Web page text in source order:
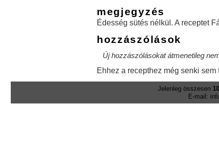
megjegyzés
Édesség sütés nélkül. A receptet
hozzászólások
Új hozzászólásokat átmenetileg
Ehhez a recepthez még senki sem
Jelenleg összesen
E-mail: